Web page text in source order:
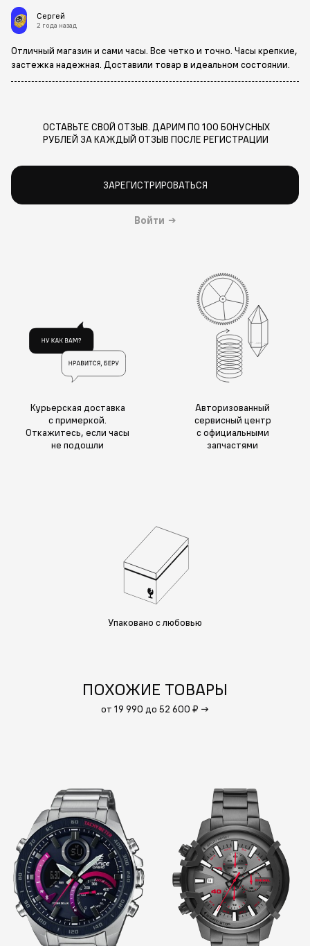
Сергей
2 года назад
Отличный магазин и сами часы. Все четко и точно. Часы крепкие,
застежка надежная. Доставили товар в идеальном состоянии.
ОСТАВЬТЕ СВОЙ ОТЗЫВ. ДАРИМ ПО 100 БОНУСНЫХ
РУБЛЕЙ ЗА КАЖДЫЙ ОТЗЫВ ПОСЛЕ РЕГИСТРАЦИИ
ЗАРЕГИСТРИРОВАТЬСЯ
Войти →
Курьерская доставка
с примеркой.
Откажитесь, если часы
не подошли
Авторизованный
сервисный центр
с официальными
запчастями
Упаковано с любовью
ПОХОЖИЕ ТОВАРЫ
от 19 990 до 52 600 ₽ →